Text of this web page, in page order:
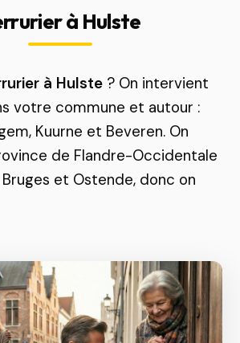
à Hulste
à Hulste ? On intervient
votre commune et autour :
Kuurne et Beveren. On
de Flandre-Occidentale
et Ostende, donc on